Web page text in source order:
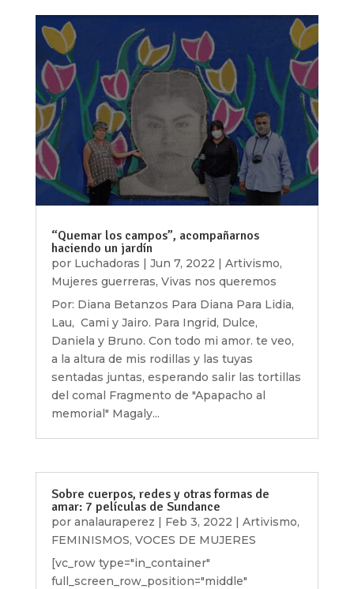
“Quemar los campos”, acompañarnos
haciendo un jardín
por Luchadoras Jun 7, 2022 Artivismo,
Mujeres guerreras, Vivas nos queremos
Por: Diana Betanzos Para Diana Para Lidia,
Lau, Cami y Jairo. Para Ingrid, Dulce,
Daniela y Bruno. Con todo mi amor. te veo,
a la altura de mis rodillas y las tuyas
sentadas juntas, esperando salir las tortillas
del comal Fragmento de "Apapacho al
memorial" Magaly...
Sobre cuerpos, redes y otras formas de
amar: 7 películas de Sundance
por analauraperez | Feb 3, 2022 | Artivismo,
FEMINISMOS, VOCES DE MUJERES
[vc_row type="in_container"
full_screen_row_position="middle"